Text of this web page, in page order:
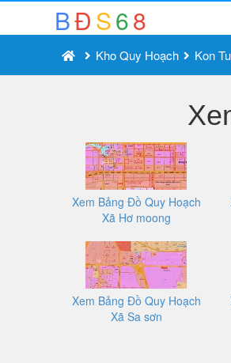
BĐS68
Kho Quy Hoạch Kon
Xem Bảng Đồ Quy Hoạch
Xã Hơ moong
Xem Bảng Đồ Quy Hoạch
Xã Sa sơn